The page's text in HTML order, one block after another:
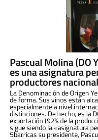
Pascual Molina (DO
es una asignatura
productores
La Denominación de Origen
de forma. Sus vinos están
especialmente a nivel
distinciones. De hecho, es la
exportación (92% de la
sigue siendo la «asignatura
5barricas su presidente,